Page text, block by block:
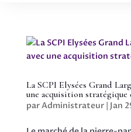
La SCPI Elysées Grand
une acquisition stratégique
parAdministrateur| Jan